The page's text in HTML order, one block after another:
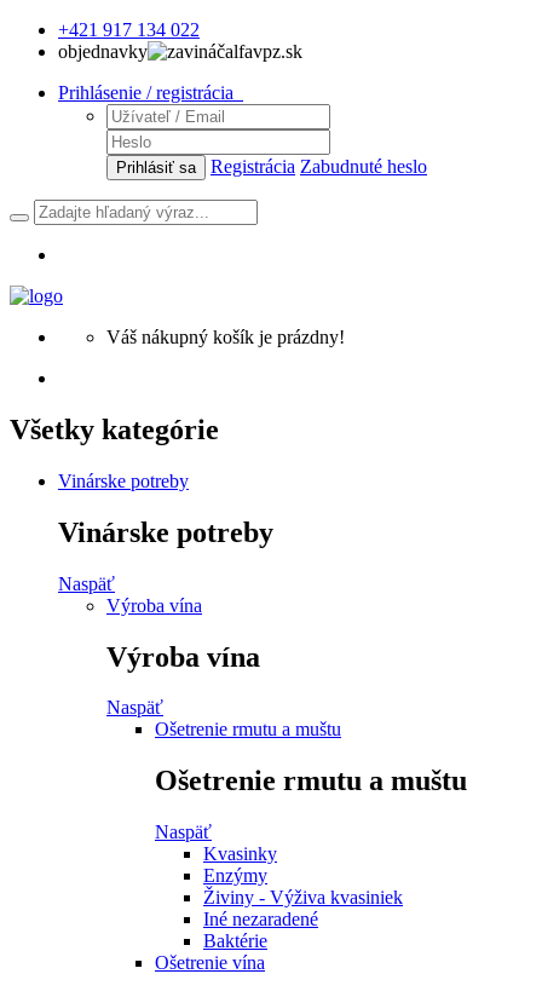
+421 917 134 022
objednavky
alfavpz.sk
Prihlásenie / registrácia
Prihlásiť sa Registrácia Zabudnuté heslo
Váš nákupný košík je prázdny!
Všetky kategórie
Vinárske potreby
Vinárske potreby
Naspäť
Výroba vína
Výroba vína
Naspäť
Ošetrenie rmutu a muštu
Ošetrenie rmutu a muštu
Naspäť
Kvasinky
Enzýmy
Živiny - Výživa kvasiniek
Iné nezaradené
Baktérie
Ošetrenie vína